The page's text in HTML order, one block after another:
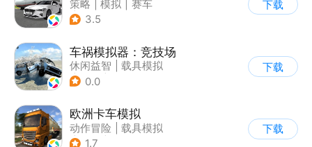
策略 模拟
赛车
| 写实
3.5
下载
车祸模拟器：竞技场
休闲益智
载具模拟
| 赛车
0.0
下载
欧洲卡车模拟
动作冒险
载具模拟
| 汽车
1.7
下载